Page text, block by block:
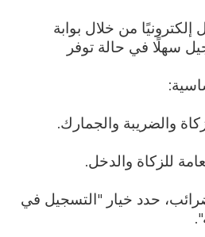
من خلال بوابة
سهلًا في حالة توفر
والضريبة والجمارك.
للزكاة والدخل.
حدد خيار "التسجيل في